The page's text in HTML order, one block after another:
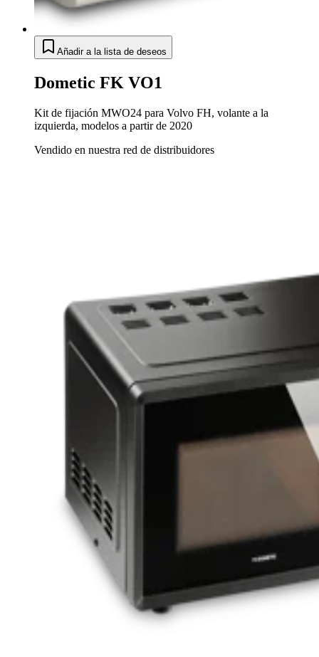
Añadir a la lista de deseos
Dometic FK VO1
Kit de fijación MWO24 para Volvo FH, volante a la
izquierda, modelos a partir de 2020
Vendido en nuestra red de distribuidores